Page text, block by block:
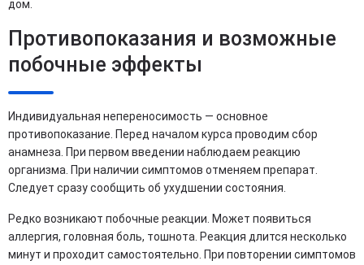
дом.
Противопоказания и возможные
побочные эффекты
Индивидуальная непереносимость — основное
противопоказание. Перед началом курса проводим сбор
анамнеза. При первом введении наблюдаем реакцию
организма. При наличии симптомов отменяем препарат.
Следует сразу сообщить об ухудшении состояния.
Редко возникают побочные реакции. Может появиться
аллергия, головная боль, тошнота. Реакция длится несколько
минут и проходит самостоятельно. При повторении симптомов